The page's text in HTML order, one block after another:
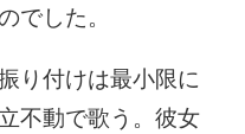
でした。
り付けは最小限に
不動で歌う。彼女